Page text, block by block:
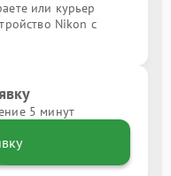
или курьер
Nikon с
5 минут